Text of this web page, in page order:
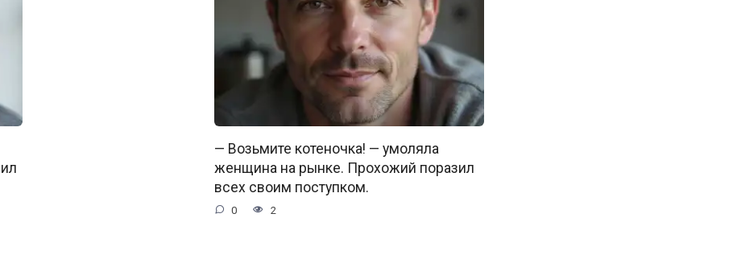
— Возьмите котеночка! — умоляла
женщина на рынке. Прохожий поразил
всех своим поступком.
0 2